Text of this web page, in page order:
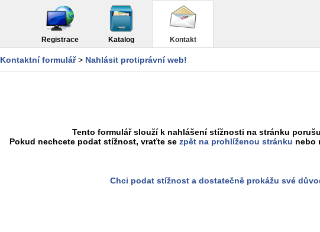
Registrace Katalog Kontakt
Kontaktní formulář> Nahlásit protiprávní web!
Tento formulář slouží k nahlášení stížnosti na stránku
Pokud nechcete podat stížnost, vraťte se zpět na prohlíženou stránku nebo
Chci podat stížnost a dostatečně prokážu své